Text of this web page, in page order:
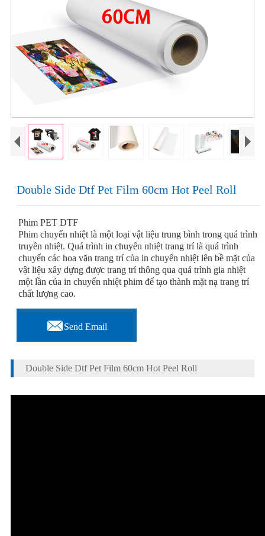
Double Side Dtf Pet Film 60cm Hot Peel Roll
Phim PET DTF
Phim chuyển nhiệt là một loại vật liệu trung bình trong quá trình
truyền nhiệt. Quá trình in chuyển nhiệt trang trí là quá trình
chuyển các hoa văn trang trí của in chuyển nhiệt lên bề mặt của
vật liệu xây dựng được trang trí thông qua quá trình gia nhiệt
một lần của in chuyển nhiệt phim để tạo thành mặt nạ trang trí
chất lượng cao.
Send Email
Double Side Dtf Pet Film 60cm Hot Peel Roll